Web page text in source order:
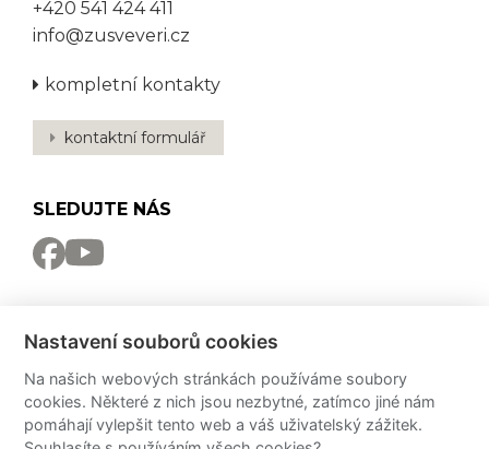
+420 541 424 411
info@zusveveri.cz
kompletní kontakty
kontaktní formulář
SLEDUJTE NÁS
PRO MÉDIA
Nastavení souborů cookies
Na našich webových stránkách používáme soubory
cookies. Některé z nich jsou nezbytné, zatímco jiné nám
pomáhají vylepšit tento web a váš uživatelský zážitek.